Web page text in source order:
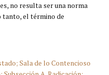
no resulta ser una norma
el término de
Sala de lo Contencioso